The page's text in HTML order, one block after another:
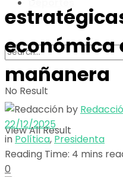
No Result
View All Result
económica
mañanera
by
22/12/2025
in Política, Presidenta
Reading Time: 4 mins
0